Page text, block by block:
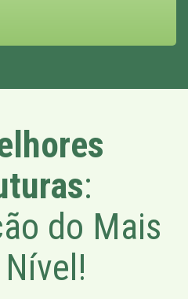
:
do Mais